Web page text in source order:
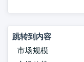
跳转到内容
市场规模